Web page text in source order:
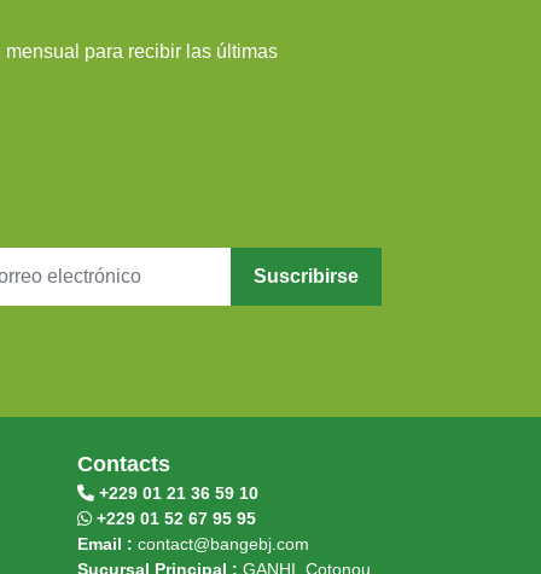
para recibir las últimas
Suscribirse
Contacts
+229 01 21 36 59 10
+229 01 52 67 95 95
Email : contact@bangebj.com
Sucursal Principal : GANHI, Cotonou